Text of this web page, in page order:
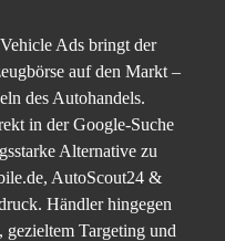
Ads bringt der
auf den Markt –
des Autohandels.
in der Google-Suche
Alternative zu
AutoScout24 &
Händler hingegen
Targeting und